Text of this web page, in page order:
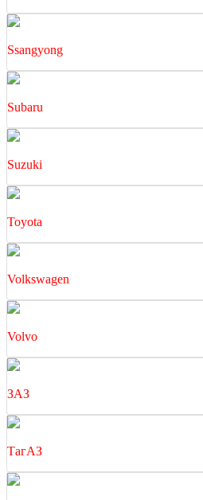
Ssangyong
Subaru
Suzuki
Toyota
Volkswagen
Volvo
ЗАЗ
ТагАЗ